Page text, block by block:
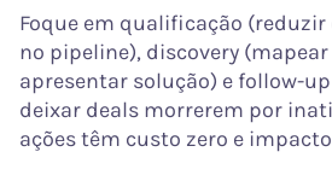
Foque em qualificação (reduzir
no pipeline), discovery
apresentar solução) e follow-
deixar deals morrerem por
ações têm custo zero e